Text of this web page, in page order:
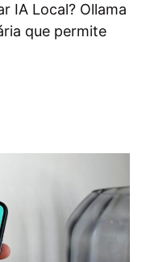
IA Local? Ollama
que permite